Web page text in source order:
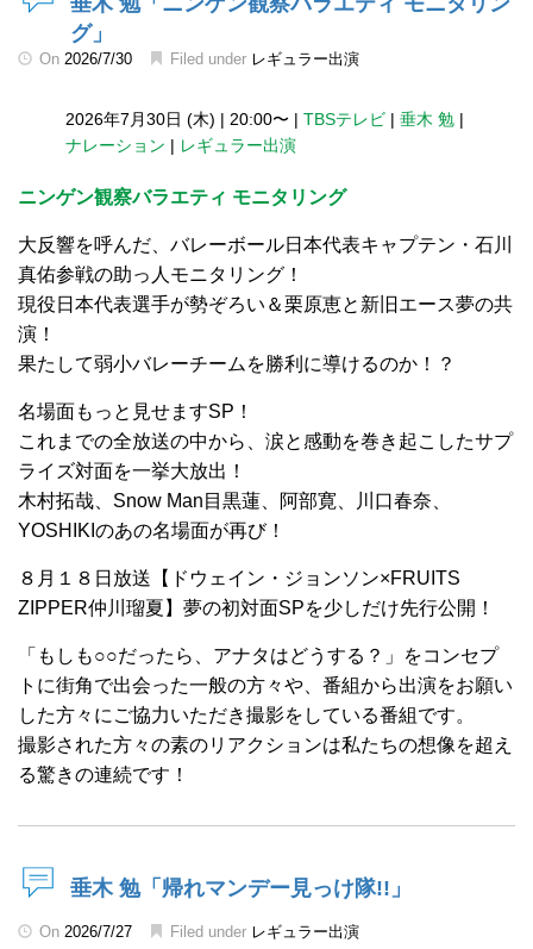
グ」
On 2026/7/30 Filed under レギュラー出演
2026年7月30日 (木) | 20:00〜 | TBSテレビ | 垂木 勉 |
ナレーション | レギュラー出演
ニンゲン観察バラエティ モニタリング
大反響を呼んだ、バレーボール日本代表キャプテン・石川
真佑参戦の助っ人モニタリング！
現役日本代表選手が勢ぞろい＆栗原恵と新旧エース夢の共
演！
果たして弱小バレーチームを勝利に導けるのか！？
名場面もっと見せますSP！
これまでの全放送の中から、涙と感動を巻き起こしたサプ
ライズ対面を一挙大放出！
木村拓哉、Snow Man目黒蓮、阿部寛、川口春奈、
YOSHIKIのあの名場面が再び！
８月１８日放送【ドウェイン・ジョンソン×FRUITS
ZIPPER仲川瑠夏】夢の初対面SPを少しだけ先行公開！
「もしも○○だったら、アナタはどうする？」をコンセプ
トに街角で出会った一般の方々や、番組から出演をお願い
した方々にご協力いただき撮影をしている番組です。
撮影された方々の素のリアクションは私たちの想像を超え
る驚きの連続です！
垂木 勉「帰れマンデー見っけ隊!!」
On 2026/7/27 Filed under レギュラー出演